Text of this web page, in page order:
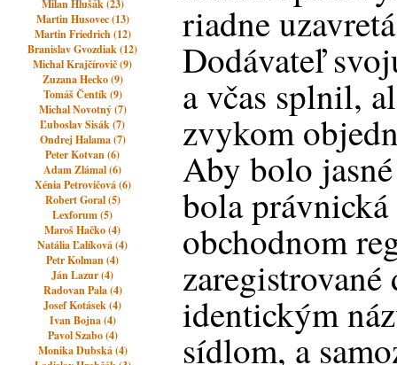
Milan Hlušák (23)
Martin Husovec (13)
Martin Friedrich (12)
Branislav Gvozdiak (12)
Michal Krajčírovič (9)
Zuzana Hecko (9)
Tomáš Čentík (9)
Michal Novotný (7)
Ľuboslav Sisák (7)
Ondrej Halama (7)
Peter Kotvan (6)
Adam Zlámal (6)
Xénia Petrovičová (6)
Robert Goral (5)
Lexforum (5)
Maroš Hačko (4)
Natália Ľalíková (4)
Petr Kolman (4)
Ján Lazur (4)
Radovan Pala (4)
Josef Kotásek (4)
Ivan Bojna (4)
Pavol Szabo (4)
Monika Dubská (4)
riadne
Dodávateľ
a včas splnil,
zvykom
Aby bolo
bola
obchodnom
identickým
sídlom, a